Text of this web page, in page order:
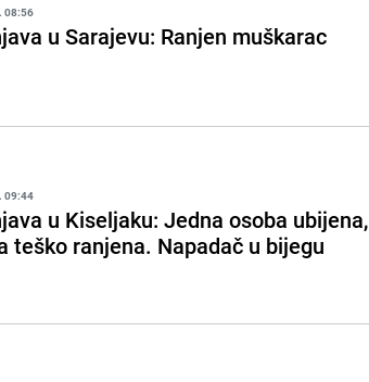
08:56
u Sarajevu: Ranjen muškarac
09:44
u Kiseljaku: Jedna osoba ubijena,
teško ranjena. Napadač u bijegu